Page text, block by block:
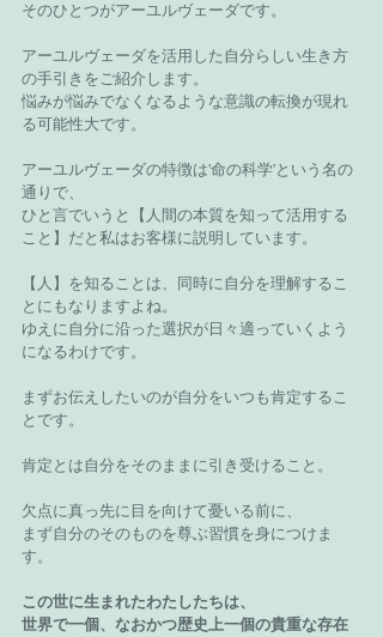
そのひとつがアーユルヴェーダです。
アーユルヴェーダを活用した自分らしい生き方
の手引きをご紹介します。
悩みが悩みでなくなるような意識の転換が現れ
る可能性大です。
アーユルヴェーダの特徴は'命の科学'という名の
通りで、
ひと言でいうと【人間の本質を知って活用する
こと】だと私はお客様に説明しています。
【人】を知ることは、同時に自分を理解するこ
とにもなりますよね。
ゆえに自分に沿った選択が日々適っていくよう
になるわけです。
まずお伝えしたいのが自分をいつも肯定するこ
とです。
肯定とは自分をそのままに引き受けること。
欠点に真っ先に目を向けて憂いる前に、
まず自分のそのものを尊ぶ習慣を身につけま
す。
この世に生まれたわたしたちは、
世界で一個、なおかつ歴史上一個の貴重な存在